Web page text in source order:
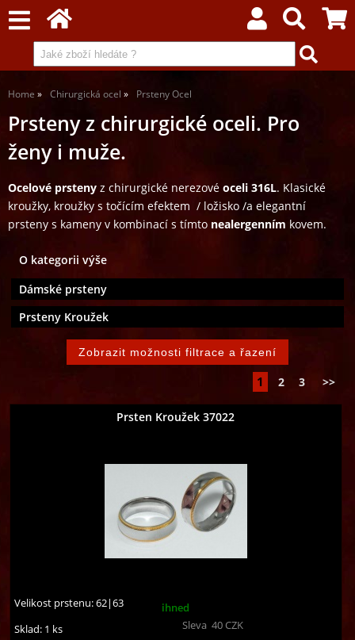
Home Chirurgická ocel Prsteny Ocel
Prsteny z chirurgické oceli. Pro
ženy i muže.
Ocelové prsteny z chirurgické nerezové oceli 316L. Klasické
kroužky, kroužky s točícím efektem / ložisko /a elegantní
prsteny s kameny v kombinací s tímto nealergenním kovem.
O kategorii výše
Dámské prsteny
Prsteny Kroužek
1 2 3 >>
Prsten Kroužek 37022
Velikost prstenu:62|63
ihned
Sklad: 1 ks
Sleva 40CZK